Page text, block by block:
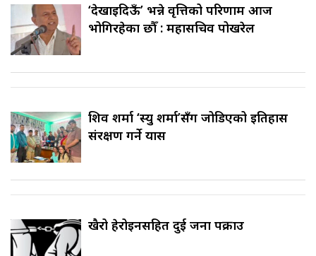
‘देखाइदिऊँ’ भन्ने प्रवृत्तिको परिणाम आज
भोगिरहेका छौँ : महासचिव पोखरेल
शिव शर्मा ‘स्यु शर्मा’सँग जोडिएको इतिहास
संरक्षण गर्ने प्रयास
खैरो हेरोइनसहित दुई जना पक्राउ